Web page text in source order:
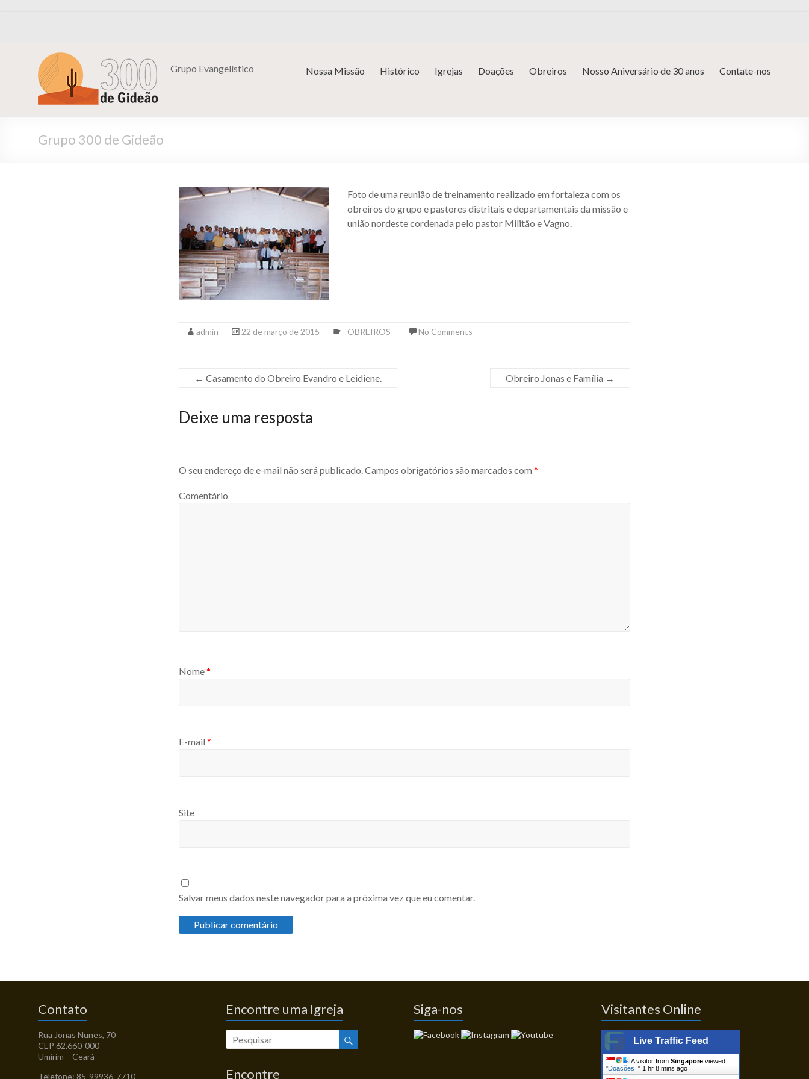
Grupo Evangelístico Nossa Missão Histórico Igrejas Doações Obreiros Nosso Aniversário de 30 anos Contate-nos
Grupo 300 de Gideão
Foto de uma reunião de treinamento realizado em fortaleza com os
obreiros do grupo e pastores distritais e departamentais da missão e
união nordeste cordenada pelo pastor Militão e Vagno.
admin 22 de março de 2015 - OBREIROS - No Comments
← Casamento do Obreiro Evandro e Leidiene. Obreiro Jonas e Família →
Deixe uma resposta
O seu endereço de e-mail não será publicado.Campos obrigatórios são marcados com *
Comentário
Nome*
E-mail *
Site
Salvar meus dados neste navegador para a próxima vez que eu comentar.
Contato
Rua Jonas Nunes, 70
CEP 62.660-000
Umirim – Ceará
Telefone: 85-99936-7710
Encontre uma Igreja
Encontre
Siga-nos Visitantes Online
Live Traffic Feed
A visitor from Singapore viewed
"Doações | " 1 hr 8 mins ago